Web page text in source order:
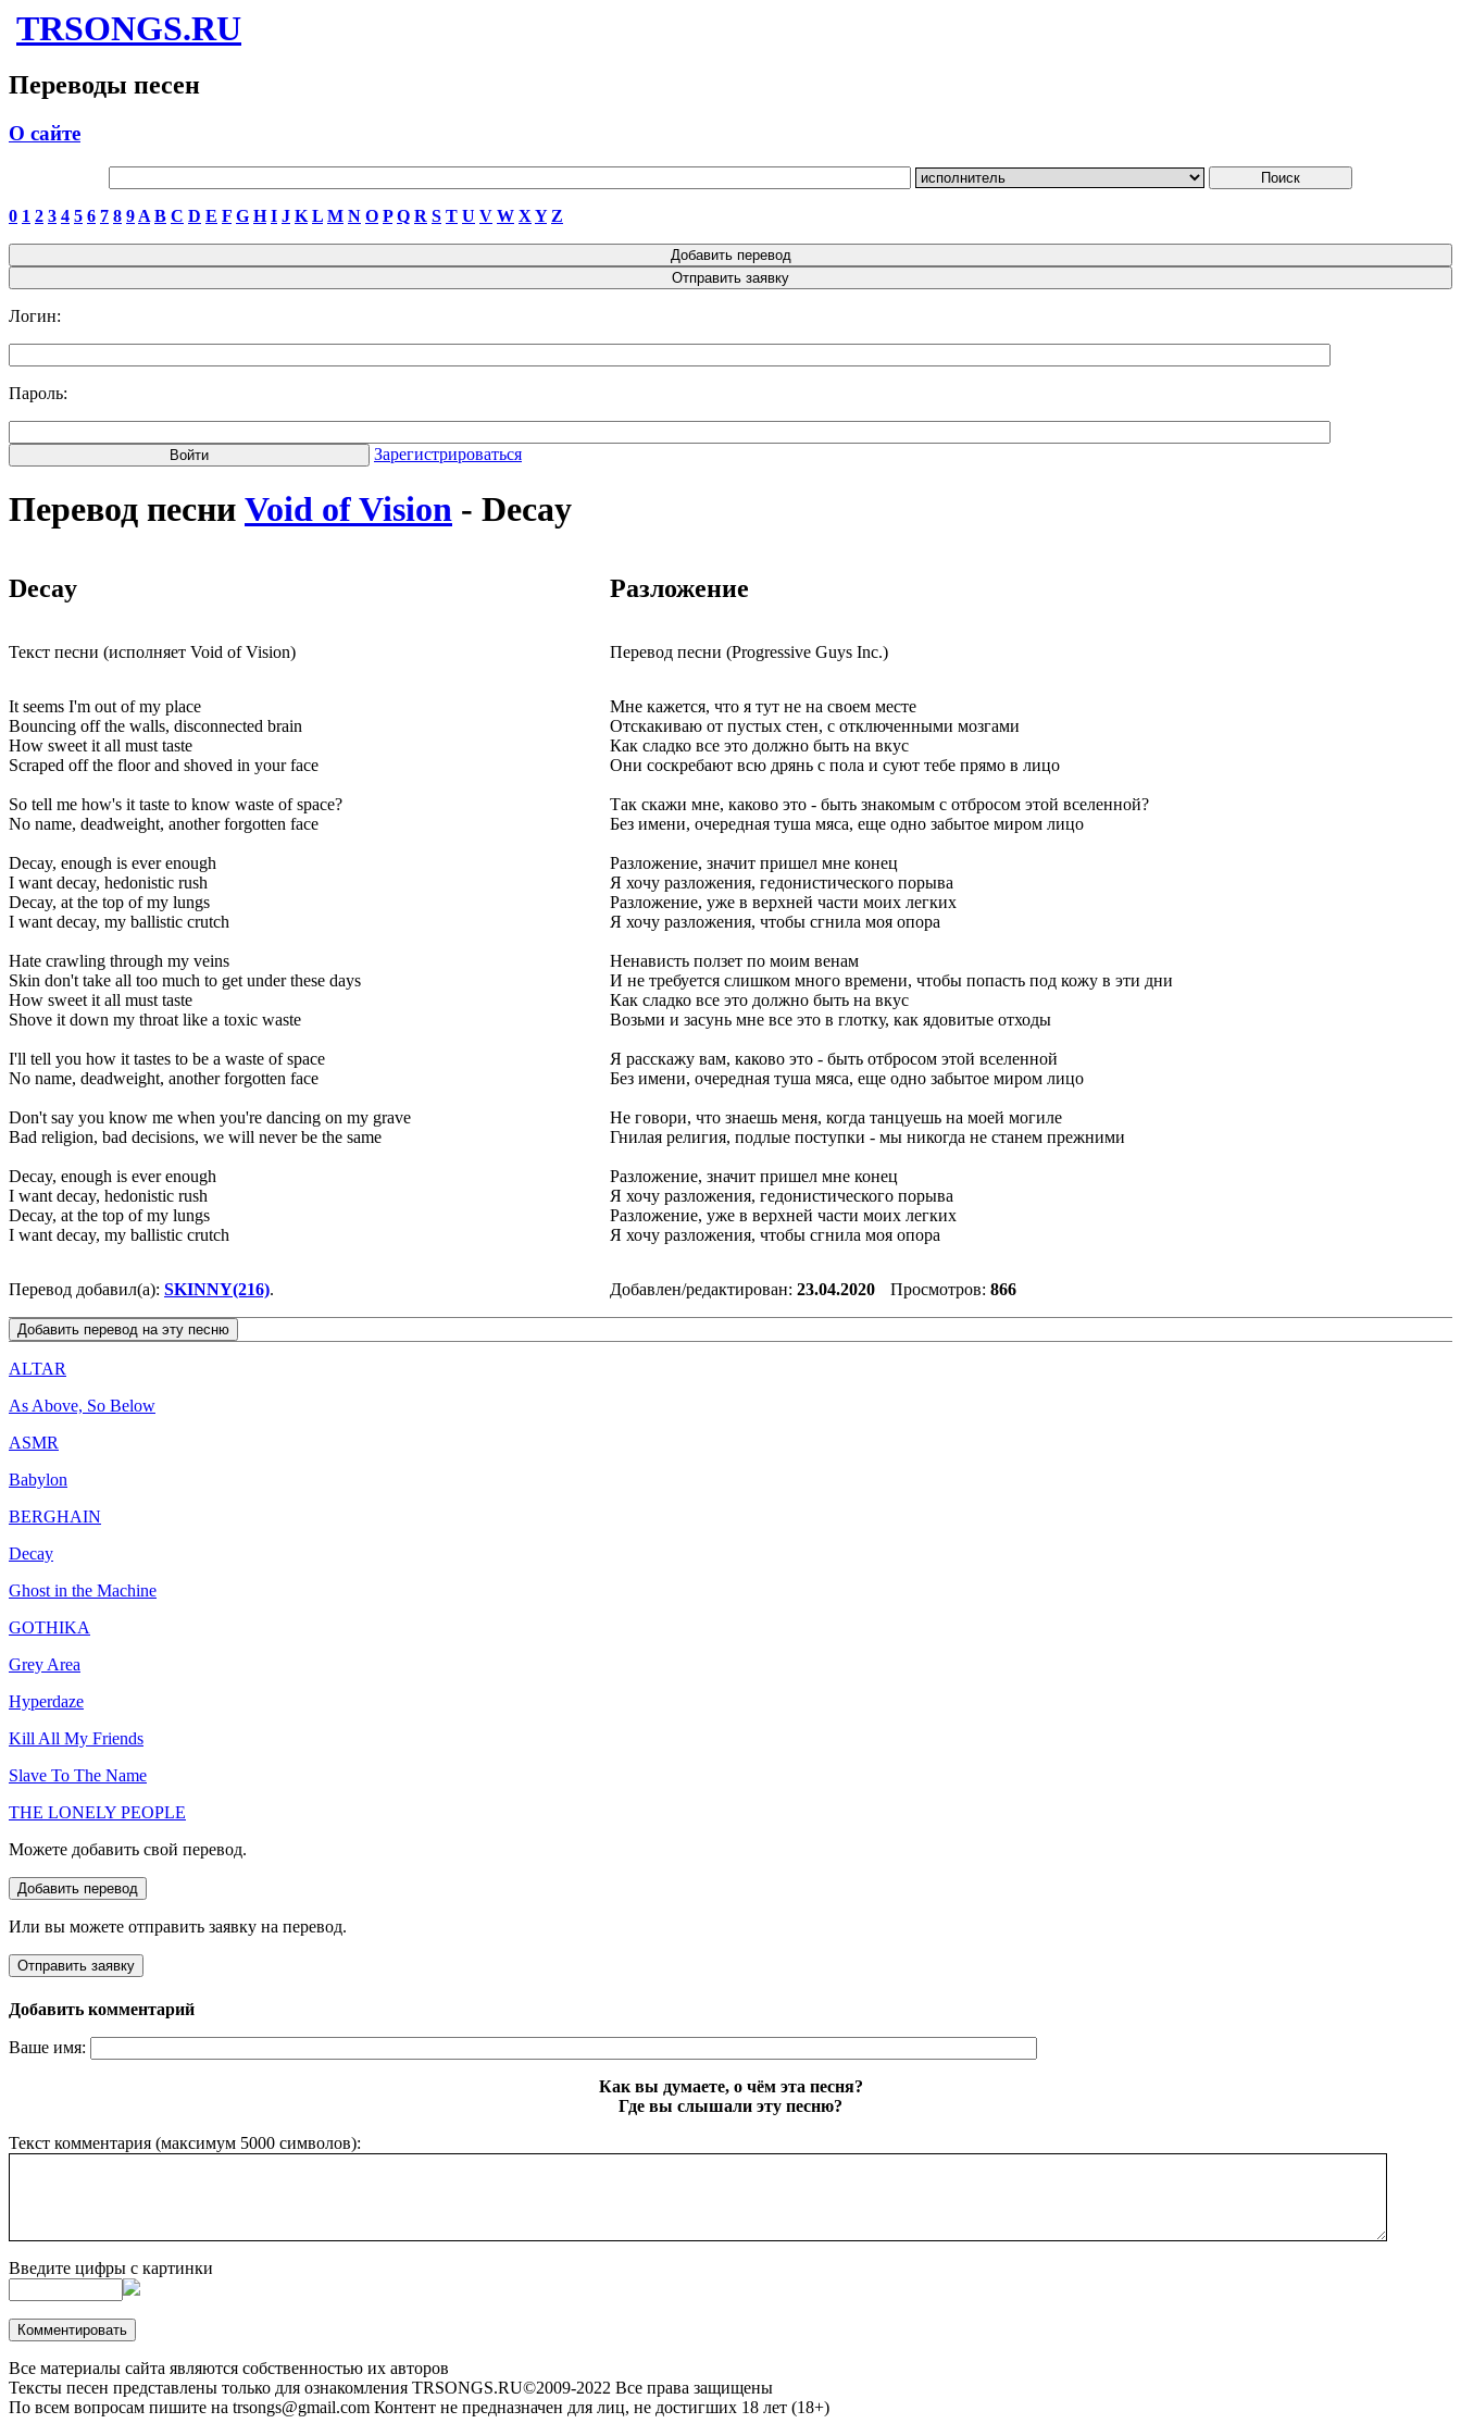
TRSONGS.RU
Переводы песен
О сайте
0 1 2 3 4 5 6 7 8 9 A B C D E F G H I J K L M N O P Q R S T U V W X Y Z
Логин:
Пароль:
Зарегистрироваться
Перевод песни Void of Vision - Decay
Decay Разложение
Текст песни (исполняет Void of Vision) Перевод песни (Progressive Guys Inc.)
It seems I'm out of my place
Bouncing off the walls, disconnected brain
How sweet it all must taste
Scraped off the floor and shoved in your face
So tell me how's it taste to know waste of space?
No name, deadweight, another forgotten face
Decay, enough is ever enough
I want decay, hedonistic rush
Decay, at the top of my lungs
I want decay, my ballistic crutch
Hate crawling through my veins
Skin don't take all too much to get under these days
How sweet it all must taste
Shove it down my throat like a toxic waste
I'll tell you how it tastes to be a waste of space
No name, deadweight, another forgotten face
Don't say you know me when you're dancing on my grave
Bad religion, bad decisions, we will never be the same
Decay, enough is ever enough
I want decay, hedonistic rush
Decay, at the top of my lungs
I want decay, my ballistic crutch
Мне кажется, что я тут не на своем месте
Отскакиваю от пустых стен, с отключенными мозгами
Как сладко все это должно быть на вкус
Они соскребают всю дрянь с пола и суют тебе прямо в лицо
Так скажи мне, каково это - быть знакомым с отбросом этой вселенной?
Без имени, очередная туша мяса, еще одно забытое миром лицо
Разложение, значит пришел мне конец
Я хочу разложения, гедонистического порыва
Разложение, уже в верхней части моих легких
Я хочу разложения, чтобы сгнила моя опора
Ненависть ползет по моим венам
И не требуется слишком много времени, чтобы попасть под кожу в эти дни
Как сладко все это должно быть на вкус
Возьми и засунь мне все это в глотку, как ядовитые отходы
Я расскажу вам, каково это - быть отбросом этой вселенной
Без имени, очередная туша мяса, еще одно забытое миром лицо
Не говори, что знаешь меня, когда танцуешь на моей могиле
Гнилая религия, подлые поступки - мы никогда не станем прежними
Разложение, значит пришел мне конец
Я хочу разложения, гедонистического порыва
Разложение, уже в верхней части моих легких
Я хочу разложения, чтобы сгнила моя опора
Перевод добавил(а): SKINNY(216). Добавлен/редактирован: 23.04.2020 Просмотров: 866
ALTAR
As Above, So Below
ASMR
Babylon
BERGHAIN
Decay
Ghost in the Machine
GOTHIKA
Grey Area
Hyperdaze
Kill All My Friends
Slave To The Name
THE LONELY PEOPLE
Можете добавить свой перевод.
Или вы можете отправить заявку на перевод.
Добавить комментарий
Ваше имя:
Как вы думаете, о чём эта песня?
Где вы слышали эту песню?
Текст комментария (максимум 5000 символов):
Введите цифры с картинки
Все материалы сайта являются собственностью их авторов
Тексты песен представлены только для ознакомления TRSONGS.RU©2009-2022 Все права защищены
По всем вопросам пишите на trsongs@gmail.com Контент не предназначен для лиц, не достигших 18 лет (18+)